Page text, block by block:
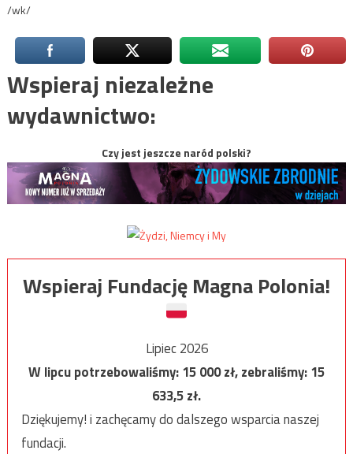
/wk/
Wspieraj niezależne
wydawnictwo:
Czy jest jeszcze naród polski?
Wspieraj Fundację Magna Polonia!
Lipiec 2026
W lipcu potrzebowaliśmy:15 000zł, zebraliśmy:15
633,5zł.
Dziękujemy! i zachęcamy do dalszego wsparcia naszej
fundacji.